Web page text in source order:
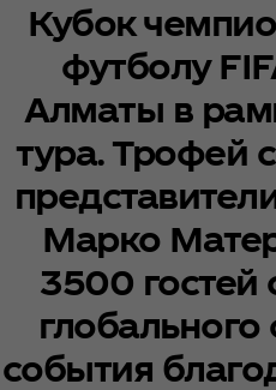
Кубок
футболу
Алматы в
тура. Трофей
Марко
3500 гостей
события